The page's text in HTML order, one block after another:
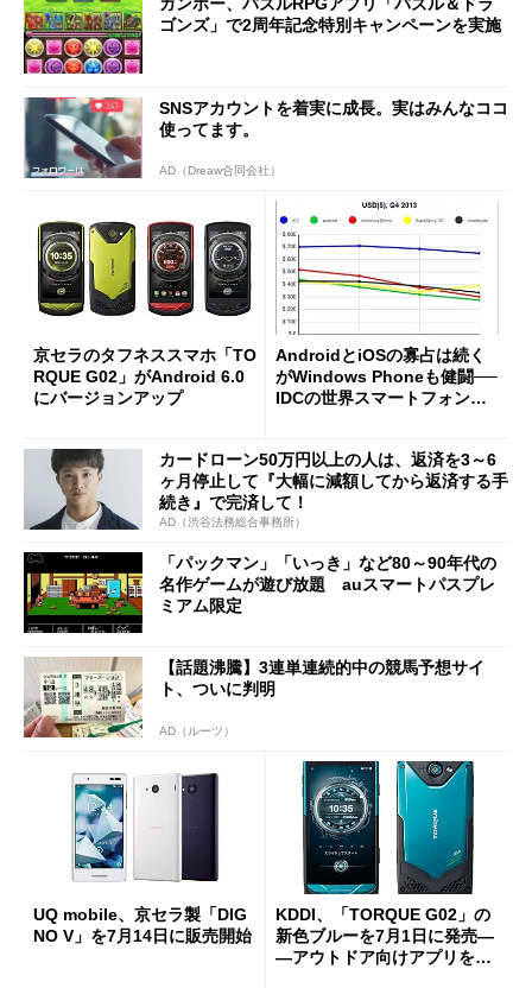
ゴンズ」で2周年記念特別キャンペーンを実施
SNSアカウントを着実に成長。実はみんなココ
使ってます。
AD（Dreaw合同会社）
京セラのタフネススマホ「TO
RQUE G02」がAndroid 6.0
にバージョンアップ
AndroidとiOSの寡占は続く
がWindows Phoneも健闘──
IDCの世界スマートフォン市
カードローン50万円以上の人は、返済を3～6
ヶ月停止して『大幅に減額してから返済する手
続き』で完済して！
AD（渋谷法務総合事務所）
「パックマン」「いっき」など80～90年代の
名作ゲームが遊び放題 auスマートパスプレ
ミアム限定
【話題沸騰】3連単連続的中の競馬予想サイ
ト、ついに判明
AD（ルーツ）
UQ mobile、京セラ製「DIG
NO V」を7月14日に販売開始
KDDI、「TORQUE G02」の
新色ブルーを7月1日に発売―
―アウトドア向けアプリを追